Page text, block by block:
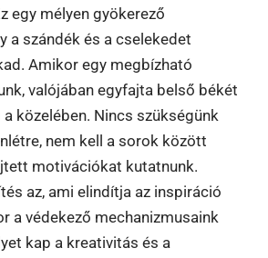
egy mélyen gyökerező
a szándék és a cselekedet
Amikor egy megbízható
valójában egyfajta belső békét
közelében. Nincs szükségünk
nem kell a sorok között
motivációkat kutatnunk.
az, ami elindítja az inspiráció
a védekező mechanizmusaink
kap a kreativitás és a